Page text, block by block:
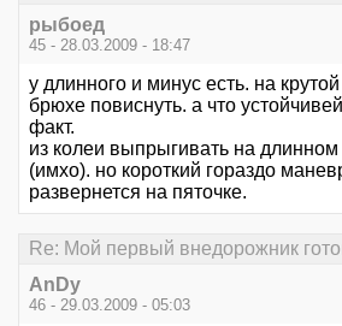
рыбоед
45 - 28.03.2009 - 18:47
у длинного и минус есть. на
брюхе повиснуть. а что
факт.
из колеи выпрыгивать на
(имхо). но короткий гораздо
развернется на пяточке.
Re: Мой первый внедорожник
AnDy
46 - 29.03.2009 - 05:03